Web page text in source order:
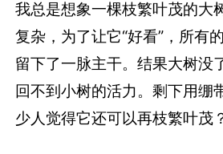
我总是想象一棵枝繁叶茂的大
复杂，为了让它“好看”，所有
留下了一脉主干。结果大树没
回不到小树的活力。剩下用绷
少人觉得它还可以再枝繁叶茂